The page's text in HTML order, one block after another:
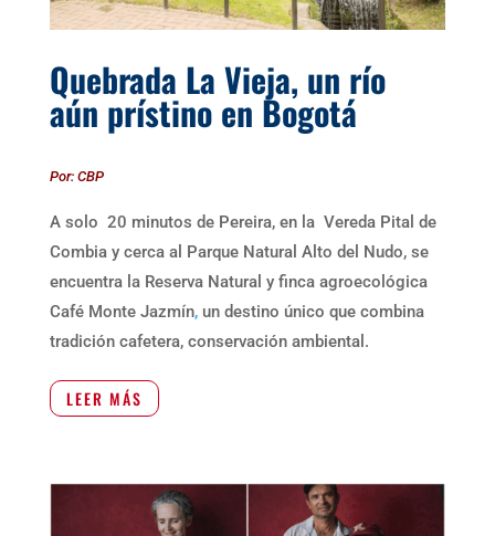
Quebrada La Vieja, un río
aún prístino en Bogotá
Por: CBP
A solo 20 minutos de Pereira, en la Vereda Pital de
Combia y cerca al Parque Natural Alto del Nudo, se
encuentra la Reserva Natural y finca agroecológica
Café Monte Jazmín,un destino único que combina
tradición cafetera, conservación ambiental.
LEER MÁS